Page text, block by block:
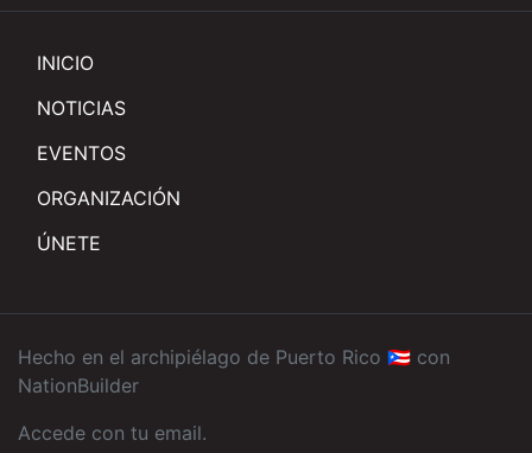
INICIO
NOTICIAS
EVENTOS
ORGANIZACIÓN
ÚNETE
Hecho en el archipiélago de Puerto Rico 🇵🇷 con
NationBuilder
Accede con tu email.